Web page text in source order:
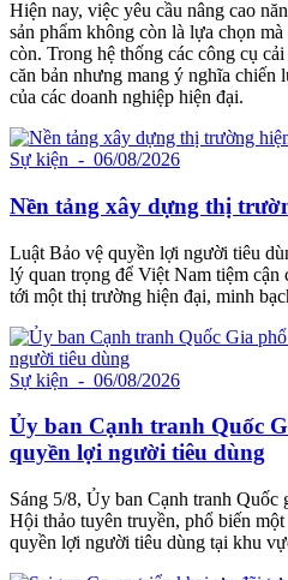
Hiện nay, việc yêu cầu nâng cao
sản phẩm không còn là lựa chọn
còn. Trong hệ thống các công cụ
căn bản nhưng mang ý nghĩa chiến
của các doanh nghiệp hiện đại.
Sự kiện - 06/08/2026
Nền tảng xây dựng thị
Luật Bảo vệ quyền lợi người tiêu
lý quan trọng để Việt Nam tiệm cận
tới một thị trường hiện đại, minh
Sự kiện - 06/08/2026
Ủy ban Cạnh tranh Quốc
quyền lợi người tiêu dùng
Sáng 5/8, Ủy ban Cạnh tranh
Hội thảo tuyên truyền, phổ biến
quyền lợi người tiêu dùng tại khu